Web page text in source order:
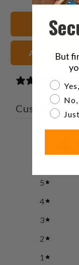
Ver
Acero
Customer
5
4
3
2
1
But
Are
No,